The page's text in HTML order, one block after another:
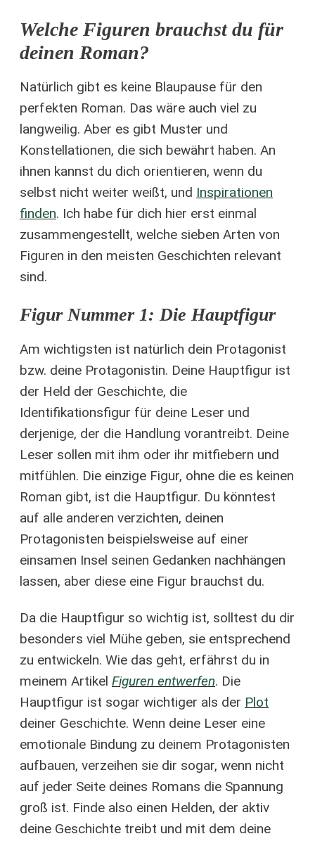
Welche Figuren brauchst du für
deinen Roman?
Natürlich gibt es keine Blaupause für den
perfekten Roman. Das wäre auch viel zu
langweilig. Aber es gibt Muster und
Konstellationen, die sich bewährt haben. An
ihnen kannst du dich orientieren, wenn du
selbst nicht weiter weißt, und Inspirationen
finden. Ich habe für dich hier erst einmal
zusammengestellt, welche sieben Arten von
Figuren in den meisten Geschichten relevant
sind.
Figur Nummer 1: Die Hauptfigur
Am wichtigsten ist natürlich dein Protagonist
bzw. deine Protagonistin. Deine Hauptfigur ist
der Held der Geschichte, die
Identifikationsfigur für deine Leser und
derjenige, der die Handlung vorantreibt. Deine
Leser sollen mit ihm oder ihr mitfiebern und
mitfühlen. Die einzige Figur, ohne die es keinen
Roman gibt, ist die Hauptfigur. Du könntest
auf alle anderen verzichten, deinen
Protagonisten beispielsweise auf einer
einsamen Insel seinen Gedanken nachhängen
lassen, aber diese eine Figur brauchst du.
Da die Hauptfigur so wichtig ist, solltest du dir
besonders viel Mühe geben, sie entsprechend
zu entwickeln. Wie das geht, erfährst du in
meinem Artikel Figuren entwerfen. Die
Hauptfigur ist sogar wichtiger als der Plot
deiner Geschichte. Wenn deine Leser eine
emotionale Bindung zu deinem Protagonisten
aufbauen, verzeihen sie dir sogar, wenn nicht
auf jeder Seite deines Romans die Spannung
groß ist. Finde also einen Helden, der aktiv
deine Geschichte treibt und mit dem deine